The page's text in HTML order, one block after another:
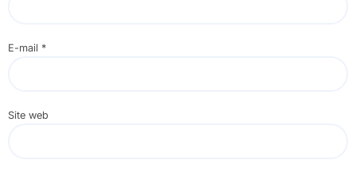
E-mail *
Site web